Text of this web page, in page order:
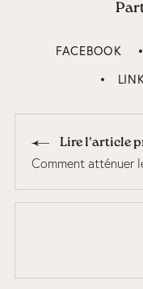
FACEBOOK
Lire l'article
Comment atténuer